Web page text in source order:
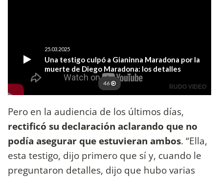
Pero en la audiencia de los últimos días,
rectificó su declaración aclarando que no
podía asegurar que estuvieran ambos. “Ella,
esta testigo, dijo primero que sí y, cuando le
preguntaron detalles, dijo que hubo varias